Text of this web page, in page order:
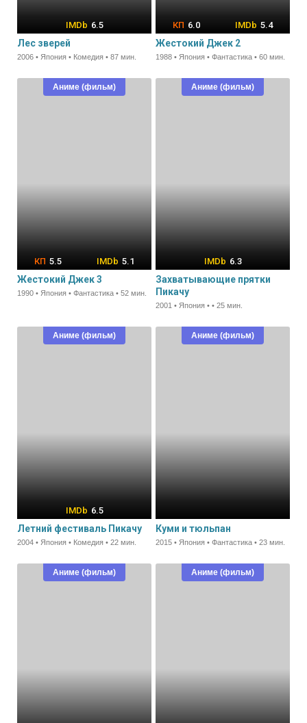
6.5
Лес зверей
2006 • Япония • Комедия • 87 мин.
6.0 5.4
Жестокий Джек 2
1988 • Япония • Фантастика • 60 мин.
Аниме (фильм)
5.5 5.1
Жестокий Джек 3
1990 • Япония • Фантастика • 52 мин.
Аниме (фильм)
6.3
Захватывающие прятки
Пикачу
2001 • Япония • • 25 мин.
Аниме (фильм)
6.5
Летний фестиваль Пикачу
2004 • Япония • Комедия • 22 мин.
Аниме (фильм)
Куми и тюльпан
2015 • Япония • Фантастика • 23 мин.
Аниме (фильм) Аниме (фильм)